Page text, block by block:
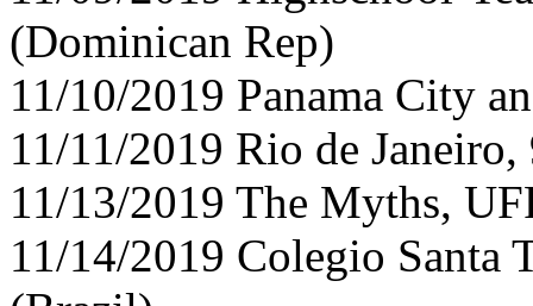
(Dominican Rep)
11/10/2019 Panama City
11/11/2019 Rio de
11/13/2019 The Myths,
11/14/2019 Colegio Santa